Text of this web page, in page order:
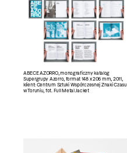
ABECE AZORRO, monograficzny katalog
Supergrupy Azorro, format 148 x 206 mm, 2011,
klient: Centrum Sztuki Współczesnej Znaki Czasu
w Toruniu, fot. Full Metal Jacket